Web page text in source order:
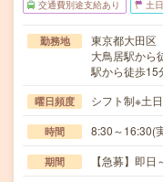
交通費別途支給あり 土
勤務地
東京都大田区
大鳥居駅から
駅から徒歩15
曜日頻度 シフト制※土
時間 8:30～16:30(
期間 【急募】即